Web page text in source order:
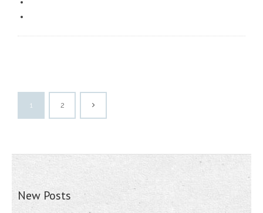
1 2
New Posts